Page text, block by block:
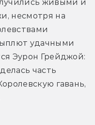
живыми и
несмотря на
удачными
Эурон Грейджой:
часть
гавань,